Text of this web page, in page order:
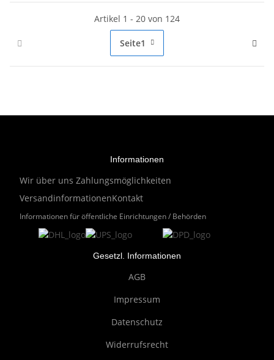
Artikel 1 - 20 von 124
Seite1
Informationen
Wir über uns Zahlungsmöglichkeiten
VersandinformationenKontakt
Informationen für öffentliche Einrichtungen / Behörden
Gesetzl. Informationen
AGB
Impressum
Datenschutz
Widerrufsrecht